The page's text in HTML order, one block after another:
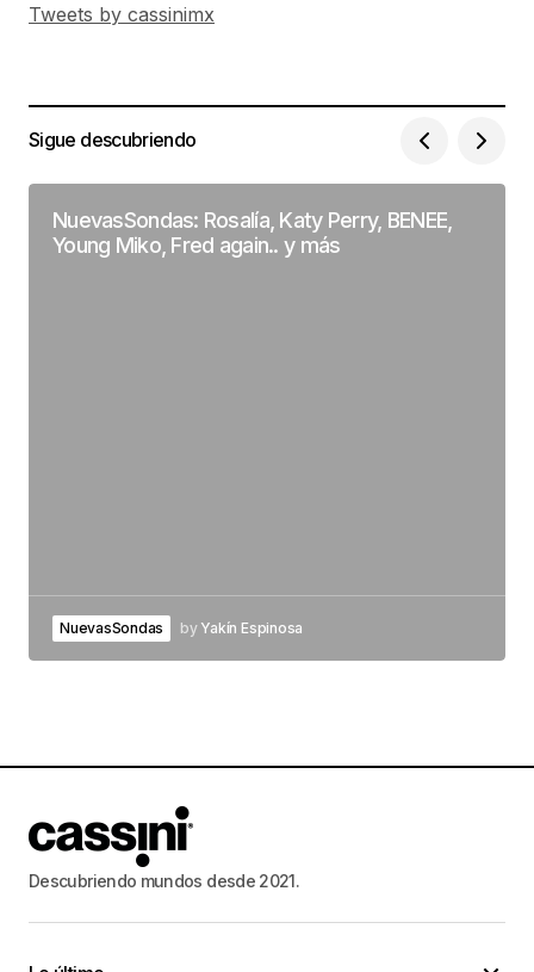
Tweets by cassinimx
Sigue descubriendo
NuevasSondas: Rosalía, Katy Perry, BENEE,
Young Miko, Fred again.. y más
NuevasSondas by Yakín Espinosa
Descubriendo mundos desde 2021.